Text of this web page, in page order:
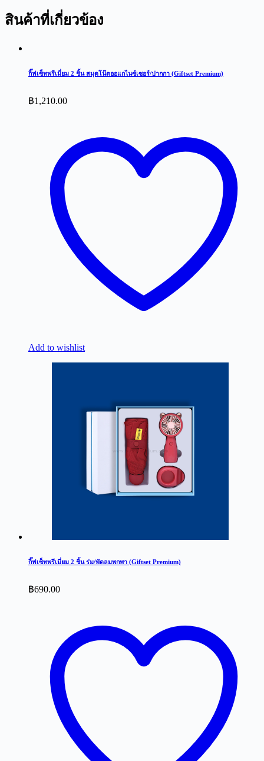
สินค้าที่เกี่ยวข้อง
กิ๊ฟเซ็ทพรีเมี่ยม 2 ชิ้น สมุดโน๊ตออแกไนซ์เซอร์/ปากกา (Giftset Premium)
฿1,210.00
Add to wishlist
กิ๊ฟเซ็ทพรีเมี่ยม 2 ชิ้น ร่ม/พัดลมพกพา (Giftset Premium)
฿690.00